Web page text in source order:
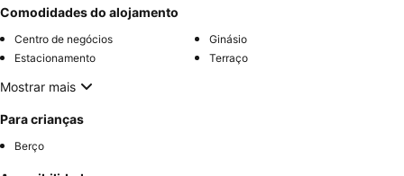
Comodidades do alojamento
Centro de negócios
Ginásio
Estacionamento
Terraço
Mostrar mais
Para crianças
Berço